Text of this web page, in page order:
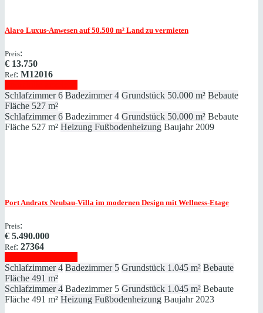
Alaro Luxus-Anwesen auf 50.500 m² Land zu vermieten
Preis:
€ 13.750
Ref: M12016
Schlafzimmer 6 Badezimmer 4 Grundstück 50.000 m² Bebaute
Fläche 527 m²
Schlafzimmer 6 Badezimmer 4 Grundstück 50.000 m² Bebaute
Fläche 527 m² Heizung Fußbodenheizung Baujahr 2009
Port Andratx Neubau-Villa im modernen Design mit Wellness-Etage
Preis:
€ 5.490.000
Ref: 27364
Schlafzimmer 4 Badezimmer 5 Grundstück 1.045 m² Bebaute
Fläche 491 m²
Schlafzimmer 4 Badezimmer 5 Grundstück 1.045 m² Bebaute
Fläche 491 m² Heizung Fußbodenheizung Baujahr 2023